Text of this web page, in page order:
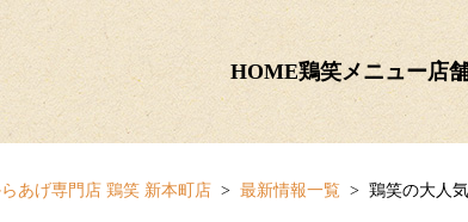
HOME鶏笑メニュー店
あげ専門店 鶏笑 新本町店 最新情報一覧 鶏笑の大人